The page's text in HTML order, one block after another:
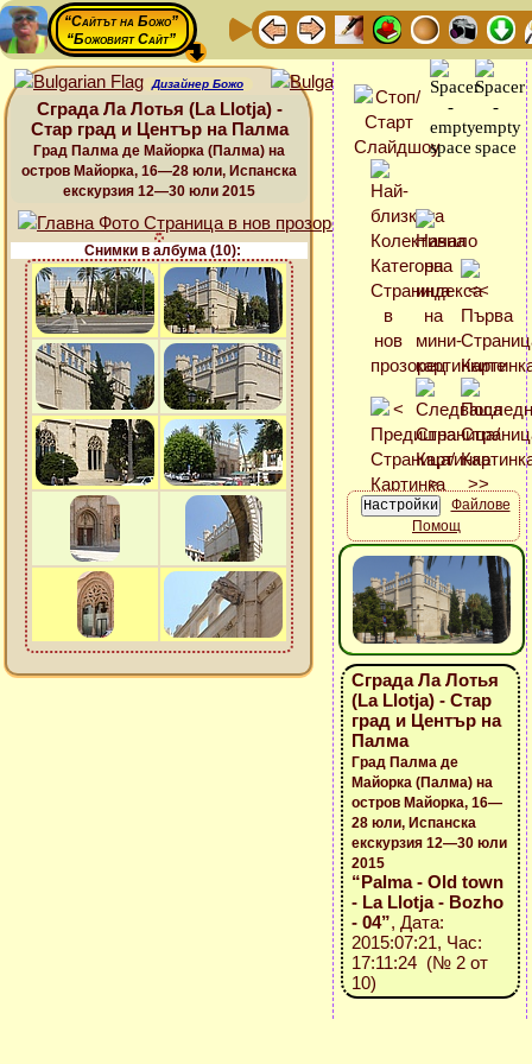
“Сайтът на Божо”
“Божовият Сайт”
Дизайнер Божо
Сграда Ла Лотья (La Llotja) -
Стар град и Център на Палма
Град Палма де Майорка (Палма) на
остров Майорка, 16—28 юли, Испанска
екскурзия 12—30 юли 2015
Снимки в албума (10):
Файлове
Помощ
Сграда Ла Лотья
(La Llotja) - Стар
град и Център на
Палма
Град Палма де
Майорка (Палма) на
остров Майорка, 16—
28 юли, Испанска
екскурзия 12—30 юли
2015
“Palma - Old town
- La Llotja - Bozho
- 04”, Дата:
2015:07:21, Час:
17:11:24 (№ 2 от
10)